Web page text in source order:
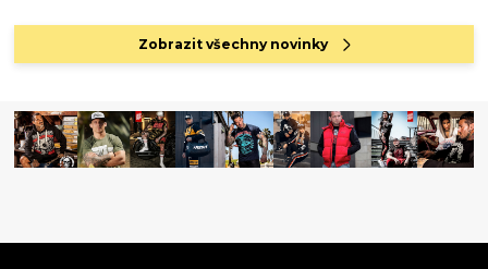
Zobrazit všechny novinky